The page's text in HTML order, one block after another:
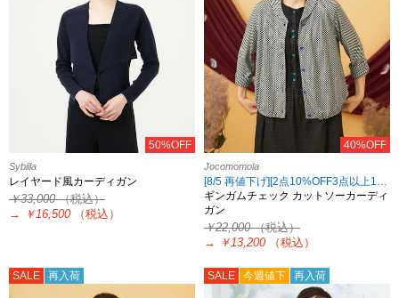
50%OFF
Sybilla
レイヤード風カーディガン
￥33,000（税込）
→
￥16,500 （税込）
40%OFF
Jocomomola
[8/5 再値下げ][2点10%OFF3点以上15%OFF対象！8/18 8:59まで Jocomomola限定]
ギンガムチェック カットソーカーディ
ガン
￥22,000（税込）
→
￥13,200 （税込）
SALE 再入荷 SALE 今週値下 再入荷